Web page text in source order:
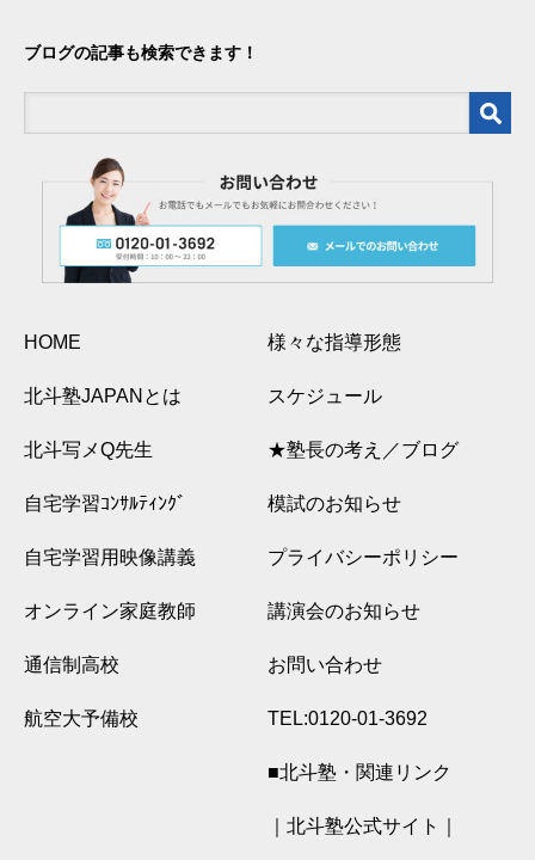
ブログの記事も検索できます！
HOME
北斗塾JAPANとは
北斗写メQ先生
自宅学習ｺﾝｻﾙﾃｨﾝｸﾞ
自宅学習用映像講義
オンライン家庭教師
通信制高校
航空大予備校
様々な指導形態
スケジュール
★塾長の考え／ブログ
模試のお知らせ
プライバシーポリシー
講演会のお知らせ
お問い合わせ
TEL:0120-01-3692
■北斗塾・関連リンク
｜北斗塾公式サイト｜